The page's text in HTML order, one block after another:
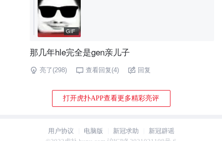
GIF
那几年hle完全是gen亲儿子
亮了(298) 查看回复(4) 回复
打开虎扑APP查看更多精彩亮评
用户协议 电脑版 新冠求助
新冠辟谣